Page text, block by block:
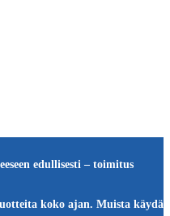
edullisesti – toimitus
koko ajan. Muista käydä